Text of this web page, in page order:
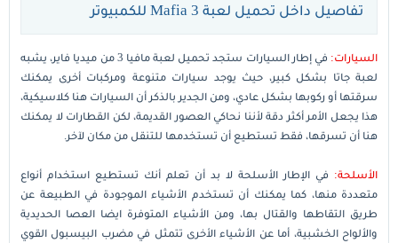
تفاصيل داخل تحميل لعبة Mafia 3 للكمبيوتر
السيارات:
في إطار السيارات ستجد تحميل لعبة مافيا 3 من ميديا فاير، يشبه
لعبة جاتا بشكل كبير، حيث يوجد سيارات متنوعة ومركبات أخرى يمكنك
سرقتها أو ركوبها بشكل عادي، ومن الجدير بالذكر أن السيارات هنا كلاسيكية،
هذا يجعل الأمر أكثر دقة لأننا نحاكي العصور القديمة، لكن القطارات لا يمكنك
هنا أن تسرقها، فقط تستطيع أن تستخدمها للتنقل من مكان لآخر.
الأسلحة: في الإطار الأسلحة لا بد أن تعلم أنك تستطيع استخدام أنواع
متعددة منها، كما يمكنك أن تستخدم الأشياء الموجودة في الطبيعة عن
طريق التقاطها والقتال بها، ومن الأشياء المتوفرة ايضا العصا الحديدية
والألواح الخشبية، أما عن الأشياء الأخرى تتمثل في مضرب البيسبول القوي